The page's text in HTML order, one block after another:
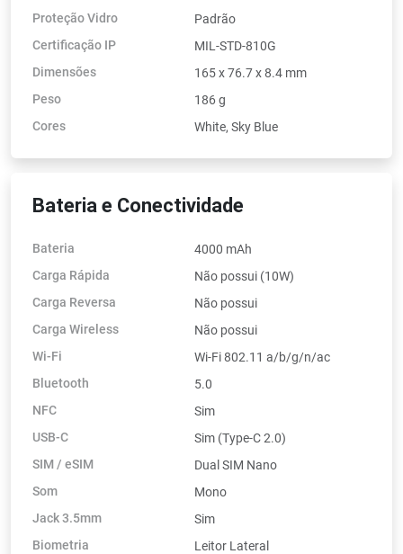
Proteção Vidro
Padrão
Certificação IP
MIL-STD-810G
Dimensões
165 x 76.7 x 8.4 mm
Peso
186 g
Cores
White, Sky Blue
Bateria e Conectividade
Bateria
4000 mAh
Carga Rápida
Não possui (10W)
Carga Reversa
Não possui
Carga Wireless
Não possui
Wi-Fi
Wi-Fi 802.11 a/b/g/n/ac
Bluetooth
5.0
NFC
Sim
USB-C
Sim (Type-C 2.0)
SIM / eSIM
Dual SIM Nano
Som
Mono
Jack 3.5mm
Sim
Biometria
Leitor Lateral